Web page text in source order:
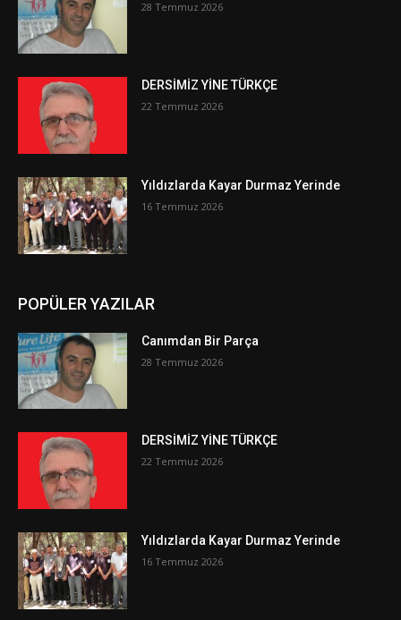
28 Temmuz 2026
DERSİMİZ YİNE TÜRKÇE
22 Temmuz 2026
Yıldızlarda Kayar Durmaz Yerinde
16 Temmuz 2026
POPÜLER YAZILAR
Canımdan Bir Parça
28 Temmuz 2026
DERSİMİZ YİNE TÜRKÇE
22 Temmuz 2026
Yıldızlarda Kayar Durmaz Yerinde
16 Temmuz 2026